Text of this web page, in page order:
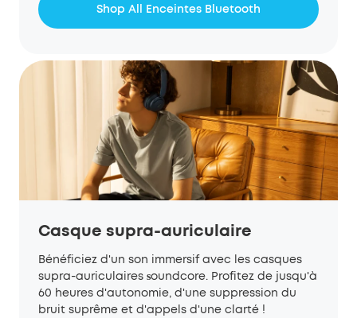
Shop All Enceintes Bluetooth
Casque supra-auriculaire
Bénéficiez d'un son immersif avec les casques
supra-auriculaires soundcore. Profitez de jusqu'à
60 heures d'autonomie, d'une suppression du
bruit suprême et d'appels d'une clarté !